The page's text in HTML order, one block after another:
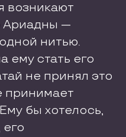
возникают
Ариадны —
нитью.
ему стать его
не принял это
принимает
бы хотелось,